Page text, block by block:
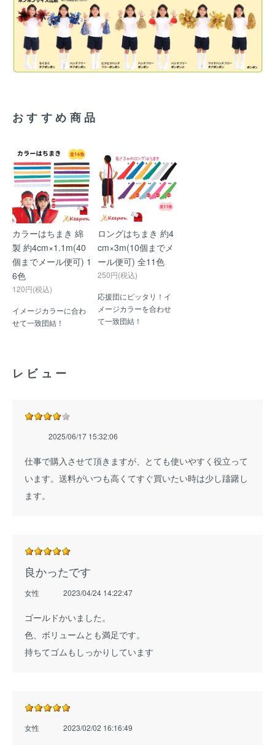
おすすめ商品
カラーはちまき 綿
製 約4cm×1.1m(40
個までメール便可) 1
6色
120円(税込)
イメージカラーに合わ
せて一致団結！
ロングはちまき 約4
cm×3m(10個までメ
ール便可) 全11色
250円(税込)
応援団にピッタリ！イ
メージカラーを合わせ
て一致団結！
レビュー
2025/06/17 15:32:06
仕事で購入させて頂きますが、とても使いやすく役立って
います。送料がいつも高くてすぐ買いたい時は少し躊躇し
ます。
良かったです
女性 2023/04/24 14:22:47
ゴールドかいました。
色、ボリュームとも満足です。
持ちてゴムもしっかりしています
女性 2023/02/02 16:16:49